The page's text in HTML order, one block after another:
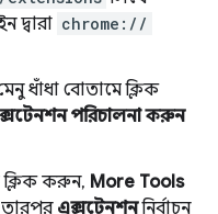
দ্বারা chrome://
ধাঁধা বোতামে ক্লিক
পরিচালনা করুন
করুন, More Tools
তারপর এক্সটেনশননির্বাচন